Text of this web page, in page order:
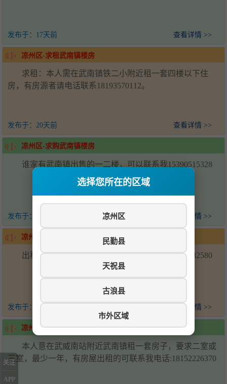
选择您所在的区域
凉州区
民勤县
天祝县
古浪县
市外区域
发布于： 17天前 查看详情 >>
凉州区-求租武南镇楼房
求租：本人需在武南镇铁二小附近租一套四楼以下住
房，有房源者请电话联系18193570112。
发布于： 20天前 查看详情 >>
凉州区-求购武南镇楼房
谁家有武南镇出售的一二楼，可以联系我15390515328
发布于： 查看详情 >>
凉州区-武南镇阳光一区楼房出租
出租武南镇阳光一区二楼楼房，联系电话19968532580
发布于： 20天前 查看详情 >>
凉州区-武南镇求租房子
本人意在武威南站附近武南镇租一套房子，要求二室或
三室，最少一年，有房屋出租的可联系我电话:18152226370
关注
APP